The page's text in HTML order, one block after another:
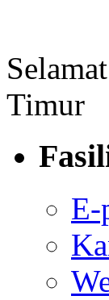
Timur
E-